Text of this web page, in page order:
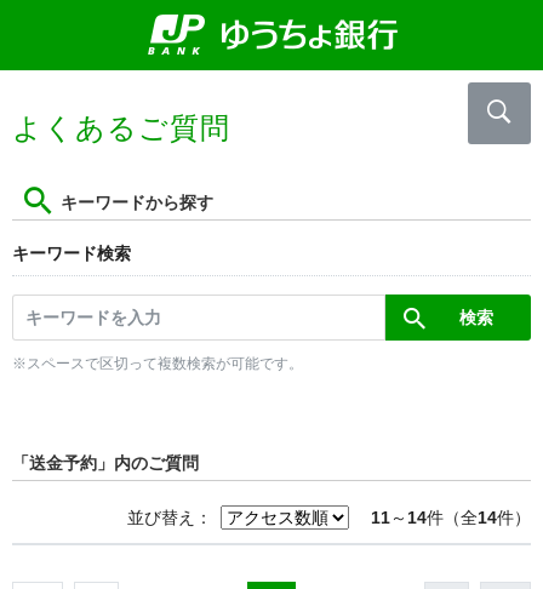
よくあるご質問
キーワードから探す
キーワード検索
※スペースで区切って複数検索が可能です。
「送金予約」内のご質問
並び替え： 11～ 14件（全14件）